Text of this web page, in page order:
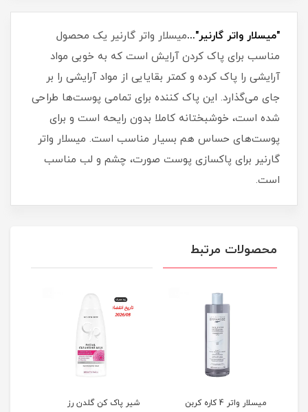
"میسلار واتر گارنیر"...میسلار واتر گارنیر یک محصول
مناسب برای پاک کردن آرایش است که به خوبی مواد
آرایشی را پاک کرده و کمتر بقایایی از مواد آرایشی را بر
جای می‌گذارد. این پاک کننده برای تمامی پوست‌ها طراحی
شده است، خوشبختانه کاملا بدون رایحه است و برای
پوست‌های حساس هم بسیار مناسب است. میسلار واتر
گارنیر برای پاکسازی پوست صورت، چشم و لب مناسب
است.
محصولات مرتبط
میسلار واتر 4 کاره کربن
شیر پاک کن گلدن رز